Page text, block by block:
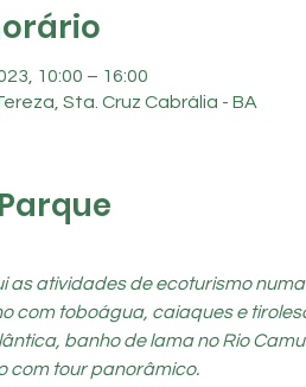
10:00 – 16:00
Sta. Cruz Cabrália - BA
as atividades de ecoturismo
com toboágua, caiaques e
banho de lama no Rio
com tour panorâmico.